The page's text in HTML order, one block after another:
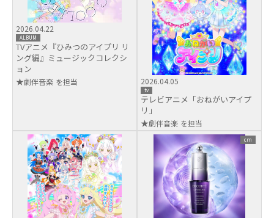
2026.04.22
ALBUM
TVアニメ『ひみつのアイプリ リ
ング編』ミュージックコレクシ
ョン
劇伴音楽 2026.04.05
tv
テレビアニメ「おねがいアイプ
リ」
劇伴音楽
cm